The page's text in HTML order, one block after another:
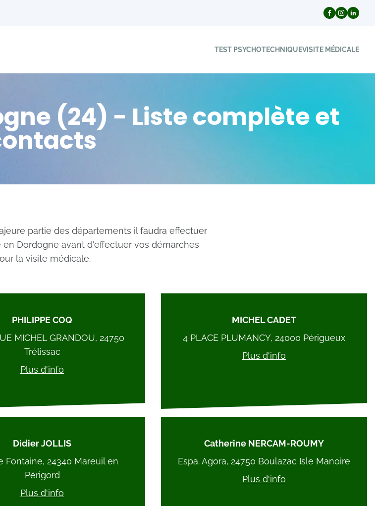
TEST PSYCHOTECHNIQUEVISITE MÉDICALE
(24) - Liste complète et
partie des départements il faudra effectuer
Dordogne avant d'effectuer vos démarches
la visite médicale.
PHILIPPE COQ
MICHEL GRANDOU, 24750
Trélissac
Plus d'info
MICHEL CADET
4 PLACE PLUMANCY, 24000 Périgueux
Plus d'info
Didier JOLLIS
Fontaine, 24340 Mareuil en
Périgord
Plus d'info
Catherine NERCAM-ROUMY
Espa. Agora, 24750 Boulazac Isle Manoire
Plus d'info